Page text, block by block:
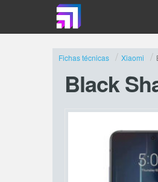
Fichas técnicas Xiaomi
Black